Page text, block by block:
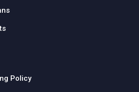
Policy